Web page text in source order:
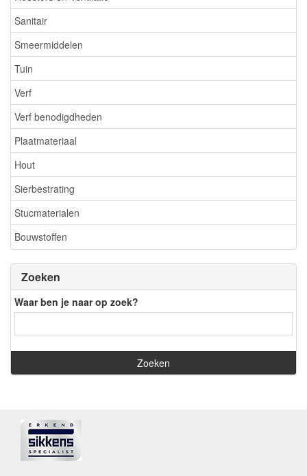
Sanitair
Smeermiddelen
Tuin
Verf
Verf benodigdheden
Plaatmateriaal
Hout
Sierbestrating
Stucmaterialen
Bouwstoffen
Zoeken
Waar ben je naar op zoek?